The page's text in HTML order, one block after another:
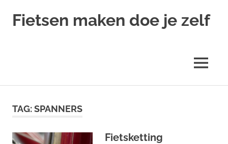
Fietsen maken doe je zelf
MENU
TAG:SPANNERS
Fietsketting